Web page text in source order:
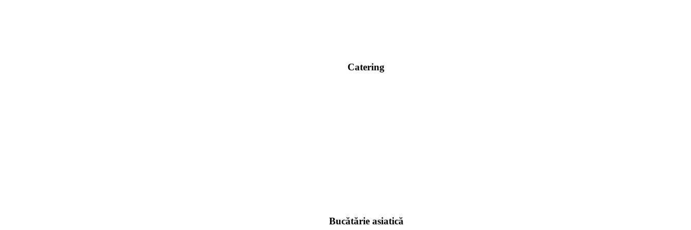
Catering
Bucătărie asiatică